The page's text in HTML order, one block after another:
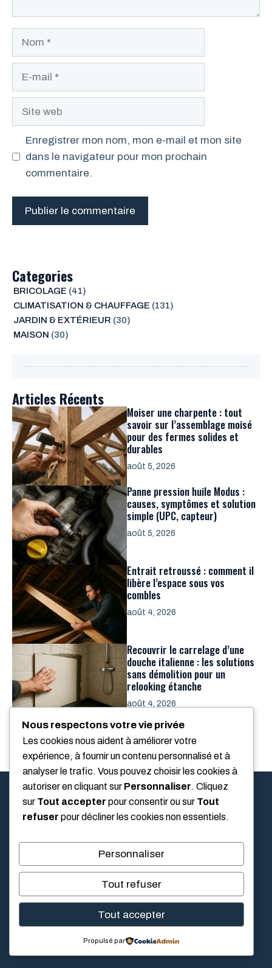
Enregistrer mon nom, mon e-mail et mon site
dans le navigateur pour mon prochain
commentaire.
Categories
BRICOLAGE (41)
CLIMATISATION & CHAUFFAGE (131)
JARDIN & EXTÉRIEUR (30)
MAISON (30)
Articles Récents
Moiser une charpente : tout
savoir sur l’assemblage moisé
pour des fermes solides et
durables
août 5, 2026
Panne pression huile Modus :
causes, symptômes et solution
simple (UPC, capteur)
août 5, 2026
Entrait retroussé : comment il
libère l’espace sous vos
combles
août 4, 2026
Recouvrir le carrelage d’une
douche italienne : les solutions
sans démolition pour un
relooking étanche
août 4, 2026
Alliance Immobilier Luxeuil
Alliance Immobilier Luxeuil vous guide pour embellir votre
intérieur, réaliser vos projets de bricolage et cultiver un
jardin agréable toute l'année.
CATÉGORIE
Nous respectons votre vie privée
Les cookies nous aident à améliorer votre
expérience, à fournir un contenu personnalisé et à
analyser le trafic. Vous pouvez choisir les cookies à
autoriser en cliquant sur Personnaliser. Cliquez
sur Tout accepter pour consentir ou sur Tout
refuser pour décliner les cookies non essentiels.
Personnaliser
Tout refuser
Tout accepter
Propulsé par